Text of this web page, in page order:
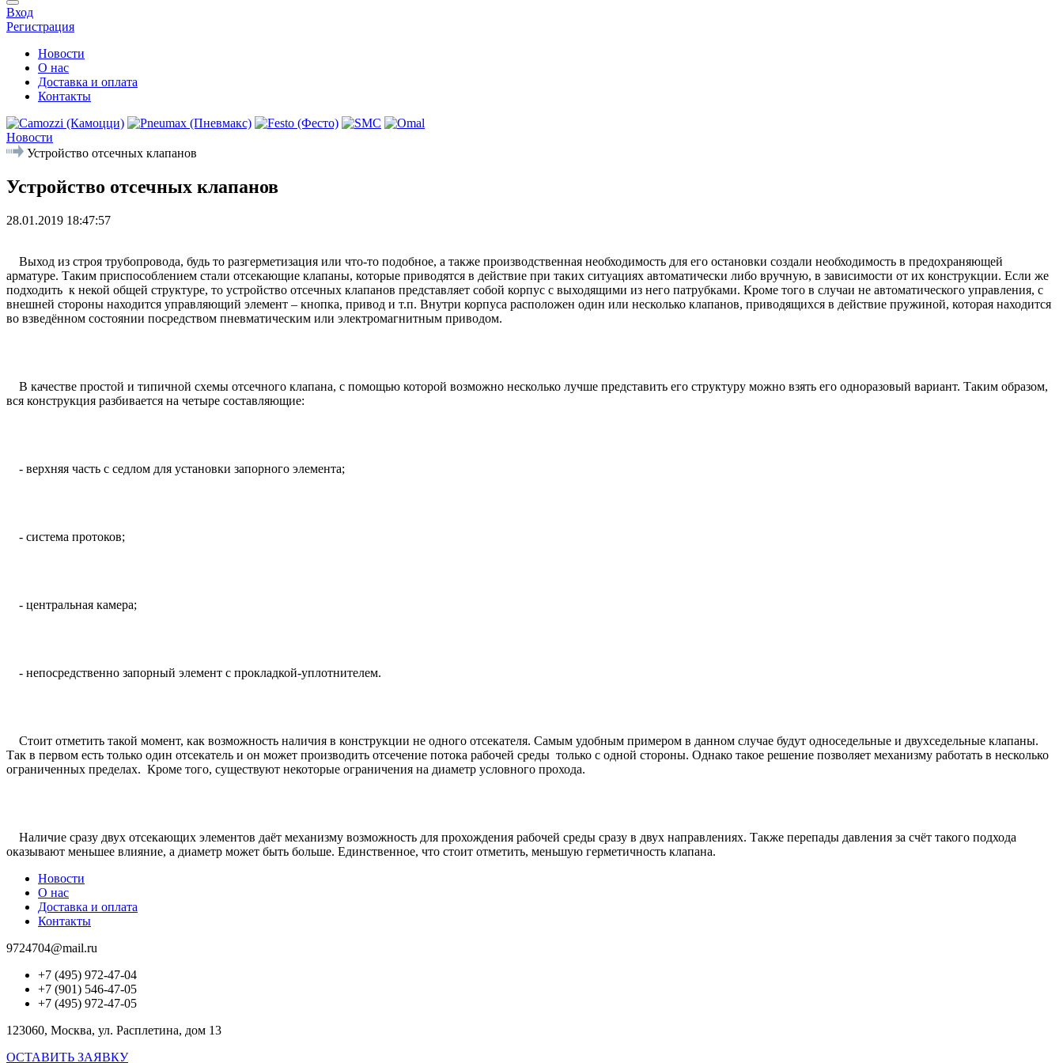
Вход
Регистрация
Новости
О нас
Доставка и оплата
Контакты
Новости
Устройство отсечных клапанов
Устройство отсечных клапанов
28.01.2019 18:47:57
Выход из строя трубопровода, будь то разгерметизация или что-то подобное, а также производственная необходимость для его остановки создали необходимость в предохраняющей
арматуре. Таким приспособлением стали отсекающие клапаны, которые приводятся в действие при таких ситуациях автоматически либо вручную, в зависимости от их конструкции. Если же
подходить к некой общей структуре, то устройство отсечных клапанов представляет собой корпус с выходящими из него патрубками. Кроме того в случаи не автоматического управления, с
внешней стороны находится управляющий элемент – кнопка, привод и т.п. Внутри корпуса расположен один или несколько клапанов, приводящихся в действие пружиной, которая находится
во взведённом состоянии посредством пневматическим или электромагнитным приводом.
В качестве простой и типичной схемы отсечного клапана, с помощью которой возможно несколько лучше представить его структуру можно взять его одноразовый вариант. Таким образом,
вся конструкция разбивается на четыре составляющие:
- верхняя часть с седлом для установки запорного элемента;
- система протоков;
- центральная камера;
- непосредственно запорный элемент с прокладкой-уплотнителем.
Стоит отметить такой момент, как возможность наличия в конструкции не одного отсекателя. Самым удобным примером в данном случае будут односедельные и двухседельные клапаны.
Так в первом есть только один отсекатель и он может производить отсечение потока рабочей среды только с одной стороны. Однако такое решение позволяет механизму работать в несколько
ограниченных пределах. Кроме того, существуют некоторые ограничения на диаметр условного прохода.
Наличие сразу двух отсекающих элементов даёт механизму возможность для прохождения рабочей среды сразу в двух направлениях. Также перепады давления за счёт такого подхода
оказывают меньшее влияние, а диаметр может быть больше. Единственное, что стоит отметить, меньшую герметичность клапана.
Новости
О нас
Доставка и оплата
Контакты
9724704@mail.ru
+7 (495) 972-47-04
+7 (901) 546-47-05
+7 (495) 972-47-05
123060, Москва, ул. Расплетина, дом 13
ОСТАВИТЬ ЗАЯВКУ